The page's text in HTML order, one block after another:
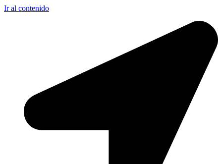
Ir al contenido